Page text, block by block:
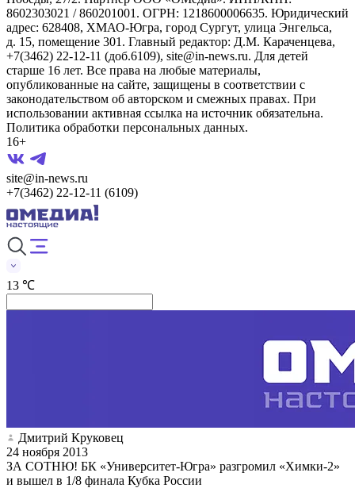
8602303021 / 860201001. ОГРН: 1218600006635. Юридический
адрес: 628408, ХМАО-Югра, город Сургут, улица Энгельса,
д. 15, помещение 301. Главный редактор: Д.М. Караченцева,
+7(3462) 22-12-11 (доб.6109), site@in-news.ru. Для детей
старше 16 лет. Все права на любые материалы,
опубликованные на сайте, защищены в соответствии с
законодательством об авторском и смежных правах. При
использовании активная ссылка на источник обязательна.
Политика обработки персональных данных.
16+
site@in-news.ru
+7(3462) 22-12-11 (6109)
13 ℃
Дмитрий Круковец
24 ноября 2013
ЗА СОТНЮ! БК «Университет-Югра» разгромил «Химки-2»
и вышел в 1/8 финала Кубка России